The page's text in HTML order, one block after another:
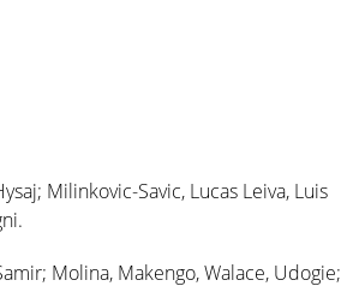
Milinkovic-Savic, Lucas Leiva, Luis
Molina, Makengo, Walace, Udogie;